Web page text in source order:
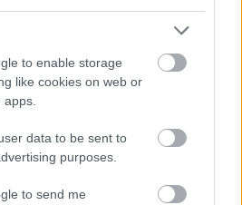
to enable storage
like cookies on web or
data to be sent to
purposes.
to send me
United2026-08-12 20:30